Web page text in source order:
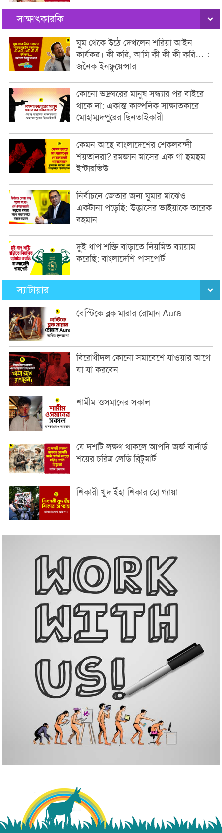
সাক্ষাৎকারকি
ঘুম থেকে উঠে দেখলেন শরিয়া আইন
কার্যকর। কী করি, আমি কী কী কী করি… :
জনৈক ইনফ্লুয়েন্সার
কোনো ভদ্রঘরের মানুষ সন্ধ্যার পর বাইরে
থাকে না: একান্ত কাল্পনিক সাক্ষাতকারে
মোহাম্মদপুরের ছিনতাইকারী
কেমন আছে বাংলাদেশের শেকলবন্দী
শয়তানরা? রমজান মাসের এক গা ছমছম
ইন্টারভিউ
নির্বাচনে জেতার জন্য ঘুমার মাঝেও
একটানা পড়েছি: উদ্ভাসের ভাইয়াকে তারেক
রহমান
দুই ধাপ শক্তি বাড়াতে নিয়মিত ব্যায়াম
করেছি: বাংলাদেশি পাসপোর্ট
স্যাটায়ার
বেস্টিকে ব্লক মারার রোমান Aura
বিরোধীদল কোনো সমাবেশে যাওয়ার আগে
যা যা করবেন
শামীম ওসমানের সকাল
যে দশটি লক্ষণ থাকলে আপনি জর্জ বার্নার্ড
শয়ের চরিত্র লেডি ব্রিটুমার্ট
শিকারী খুদ ইঁহা শিকার হো গ্যায়া